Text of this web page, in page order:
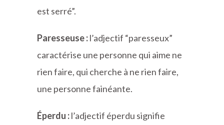
est serré”.
Paresseuse :l’adjectif “paresseux”
caractérise une personne qui aime ne
rien faire, qui cherche à ne rien faire,
une personne fainéante.
Éperdu :l’adjectif éperdu signifie